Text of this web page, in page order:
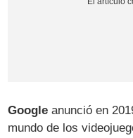
Google anunció en
mundo de los